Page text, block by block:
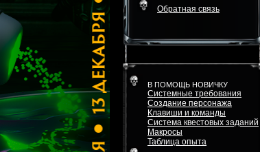
Обратная связь
В ПОМОЩЬ НОВИЧКУ
Системные требования
Создание персонажа
Клавиши и команды
Система квестовых заданий
Макросы
Таблица опыта